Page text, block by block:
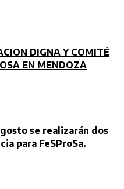
DIGNA Y COMITÉ
EN MENDOZA
se realizarán dos
para FeSProSa.